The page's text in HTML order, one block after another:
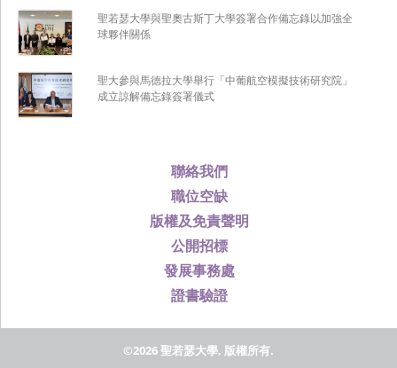
聯絡我們
職位空缺
版權及免責聲明
公開招標
發展事務處
證書驗證
聖若瑟大學與聖奧古斯丁大學簽署合作備忘錄以加強全
球夥伴關係
聖大參與馬德拉大學舉行「中葡航空模擬技術研究院」
成立諒解備忘錄簽署儀式
©2026 聖若瑟大學, 版權所有.